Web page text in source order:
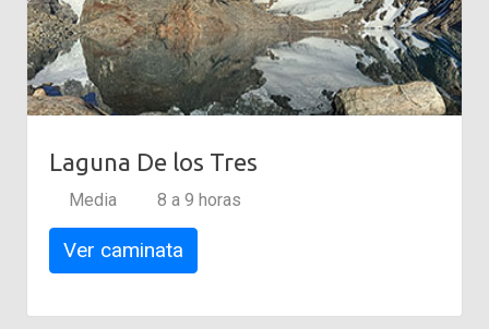
Laguna De los Tres
Media 8 a 9 horas
Ver caminata